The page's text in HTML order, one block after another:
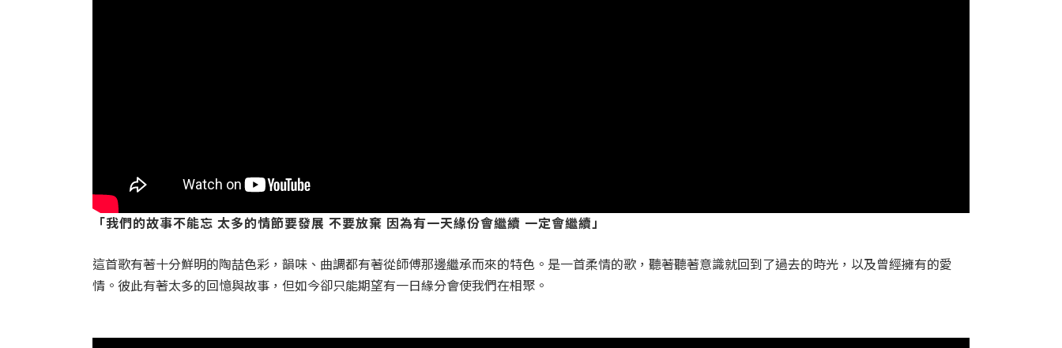
「我們的故事不能忘 太多的情節要發展 不要放棄 因為有一天緣份會繼續 一定會繼續」
這首歌有著十分鮮明的陶喆色彩，韻味、曲調都有著從師傅那邊繼承而來的特色。是一首柔情的歌，聽著聽著意識就回到了過去的時光，以及曾經擁有的愛
情。彼此有著太多的回憶與故事，但如今卻只能期望有一日緣分會使我們在相聚。